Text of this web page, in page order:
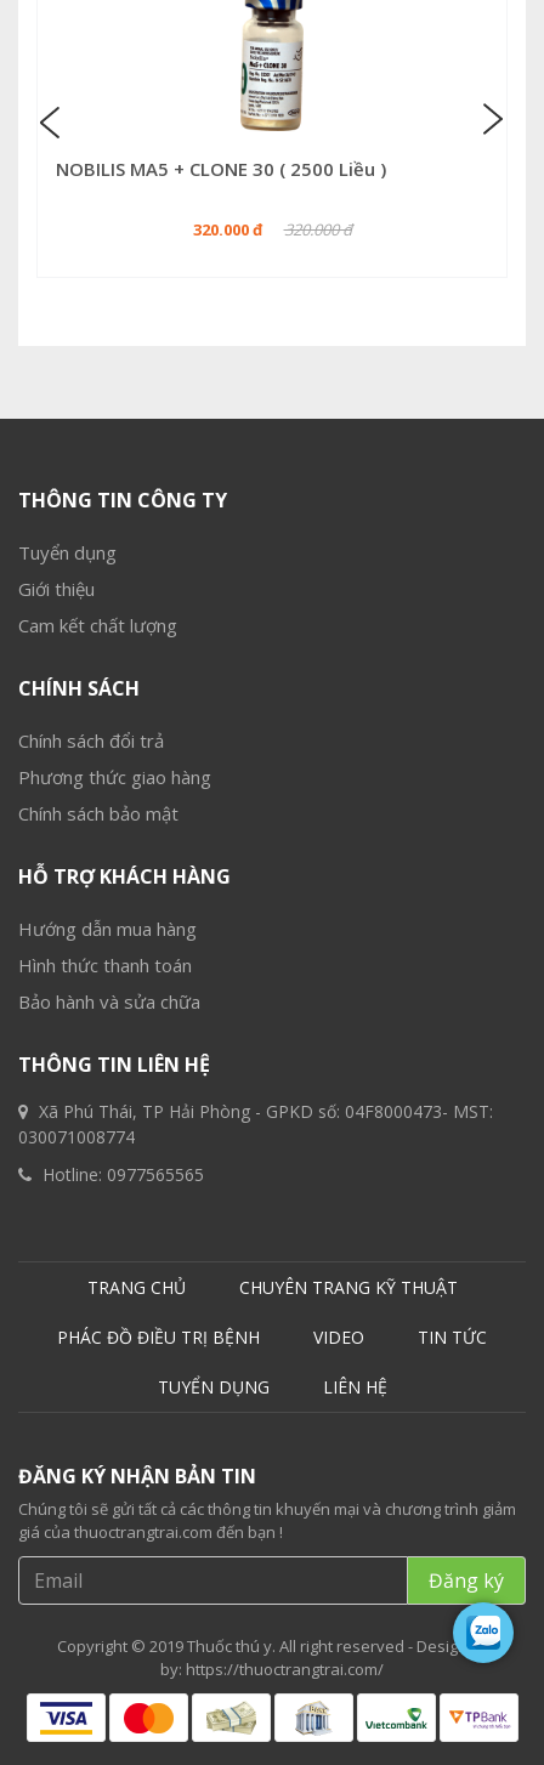
NOBILIS MA5 + CLONE 30 ( 2500 Liều )
320.000 đ 320.000 đ
THÔNG TIN CÔNG TY
Tuyển dụng
Giới thiệu
Cam kết chất lượng
CHÍNH SÁCH
Chính sách đổi trả
Phương thức giao hàng
Chính sách bảo mật
HỖ TRỢ KHÁCH HÀNG
Hướng dẫn mua hàng
Hình thức thanh toán
Bảo hành và sửa chữa
THÔNG TIN LIÊN HỆ
Xã Phú Thái, TP Hải Phòng - GPKD số: 04F8000473- MST:
030071008774
Hotline: 0977565565
TRANG CHỦ CHUYÊN TRANG KỸ THUẬT
PHÁC ĐỒ ĐIỀU TRỊ BỆNH VIDEO TIN TỨC
TUYỂN DỤNG LIÊN HỆ
ĐĂNG KÝ NHẬN BẢN TIN
Chúng tôi sẽ gửi tất cả các thông tin khuyến mại và chương trình giảm
giá của thuoctrangtrai.com đến bạn !
Copyright © 2019 Thuốc thú y. All right reserved - Designed
by: https://thuoctrangtrai.com/